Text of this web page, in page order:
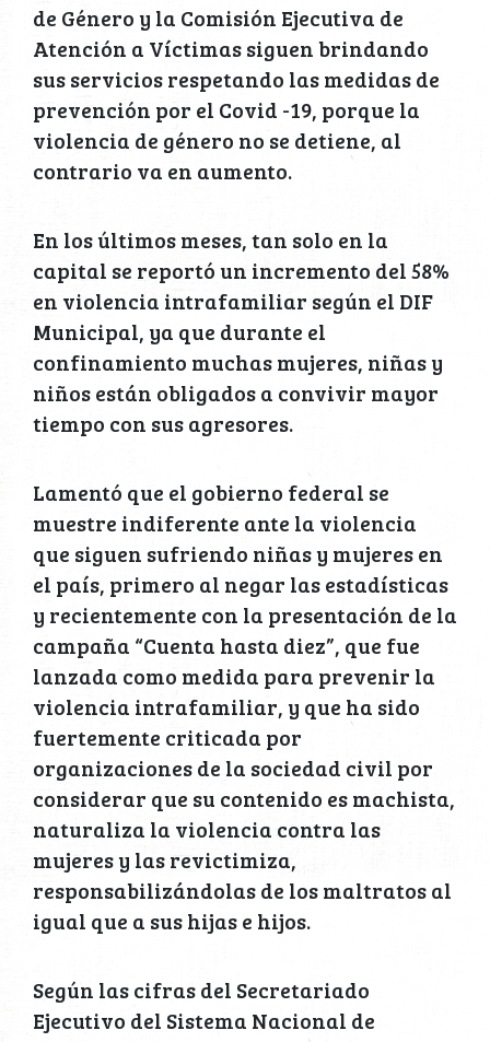
de Género y la Comisión Ejecutiva de
Atención a Víctimas siguen brindando
sus servicios respetando las medidas de
prevención por el Covid -19, porque la
violencia de género no se detiene, al
contrario va en aumento.
En los últimos meses, tan solo en la
capital se reportó un incremento del 58%
en violencia intrafamiliar según el DIF
Municipal, ya que durante el
confinamiento muchas mujeres, niñas y
niños están obligados a convivir mayor
tiempo con sus agresores.
Lamentó que el gobierno federal se
muestre indiferente ante la violencia
que siguen sufriendo niñas y mujeres en
el país, primero al negar las estadísticas
y recientemente con la presentación de la
campaña “Cuenta hasta diez”, que fue
lanzada como medida para prevenir la
violencia intrafamiliar, y que ha sido
fuertemente criticada por
organizaciones de la sociedad civil por
considerar que su contenido es machista,
naturaliza la violencia contra las
mujeres y las revictimiza,
responsabilizándolas de los maltratos al
igual que a sus hijas e hijos.
Según las cifras del Secretariado
Ejecutivo del Sistema Nacional de